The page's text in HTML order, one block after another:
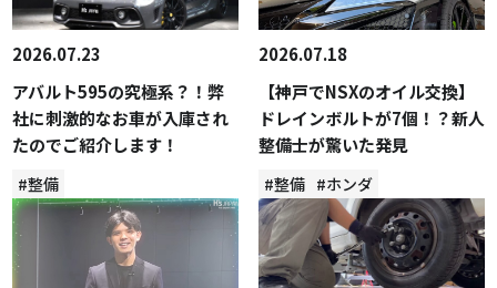
2026.07.23
アバルト595の究極系？！弊
社に刺激的なお車が入庫され
たのでご紹介します！
#整備
2026.07.18
【神戸でNSXのオイル交換】
ドレインボルトが7個！？新人
整備士が驚いた発見
#整備 #ホンダ